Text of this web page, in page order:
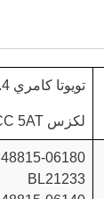
تويوتا كامري 2.4 لتر 2004-2005 2AZ-FE 112kw 2362cc 4AT
لكزس ES300 2002-2006 1MZ-FE 158kw 2995CC 5AT
48815-06180
BL21233